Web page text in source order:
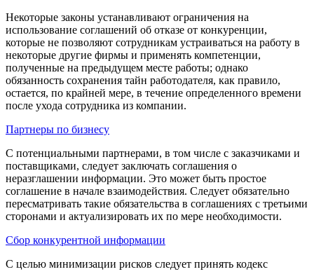
Некоторые законы устанавливают ограничения на
использование соглашений об отказе от конкуренции,
которые не позволяют сотрудникам устраиваться на работу в
некоторые другие фирмы и применять компетенции,
полученные на предыдущем месте работы; однако
обязанность сохранения тайн работодателя, как правило,
остается, по крайней мере, в течение определенного времени
после ухода сотрудника из компании.
Партнеры по бизнесу
С потенциальными партнерами, в том числе с заказчиками и
поставщиками, следует заключать соглашения о
неразглашении информации. Это может быть простое
соглашение в начале взаимодействия. Следует обязательно
пересматривать такие обязательства в соглашениях с третьими
сторонами и актуализировать их по мере необходимости.
Сбор конкурентной информации
С целью минимизации рисков следует принять кодекс